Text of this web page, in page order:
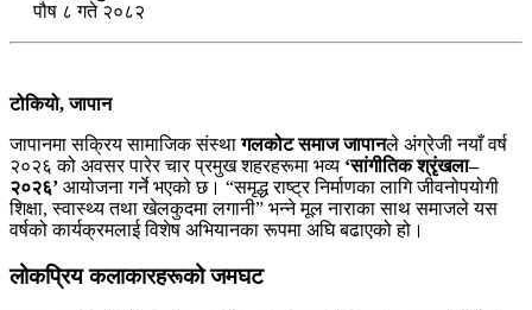
पौष ८ गते २०८२
टोकियो, जापान
जापानमा सक्रिय सामाजिक संस्थागलकोट समाज जापानले अंग्रेजी नयाँ वर्ष
२०२६ को अवसर पारेर चार प्रमुख शहरहरूमा भव्य ‘सांगीतिक श्रृंखला–
२०२६’ आयोजना गर्ने भएको छ। “समृद्ध राष्ट्र निर्माणका लागि जीवनोपयोगी
शिक्षा, स्वास्थ्य तथा खेलकुदमा लगानी” भन्ने मूल नाराका साथ समाजले यस
वर्षको कार्यक्रमलाई विशेष अभियानका रूपमा अघि बढाएको हो।
लोकप्रिय कलाकारहरूको जमघट